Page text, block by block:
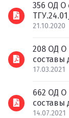
356 ОД О
21.10.2020
208 ОД О
составы
17.03.2021
662 ОД
составы
14.07.2021